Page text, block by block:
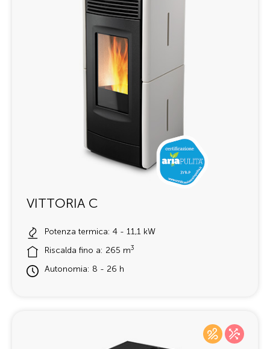
VITTORIA C
Potenza termica: 4 - 11,1 kW
Riscalda fino a: 265 m3
Autonomia: 8 - 26 h